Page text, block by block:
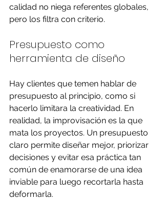
calidad no niega referentes globales,
pero los filtra con criterio.
Presupuesto como
herramienta de diseño
Hay clientes que temen hablar de
presupuesto al principio, como si
hacerlo limitara la creatividad. En
realidad, la improvisación es la que
mata los proyectos. Un presupuesto
claro permite diseñar mejor, priorizar
decisiones y evitar esa práctica tan
común de enamorarse de una idea
inviable para luego recortarla hasta
deformarla.